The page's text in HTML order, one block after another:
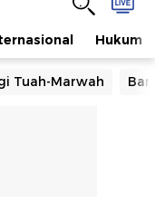
Hukum
Tuah-Marwah